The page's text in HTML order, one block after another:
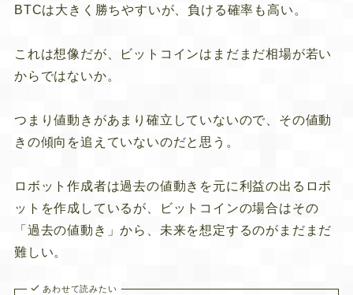
BTCは大きく勝ちやすいが、負ける確率も高い。
これは想像だが、ビットコインはまだまだ相場が若い
からではないか。
つまり値動きがあまり確立していないので、その値動
きの傾向を追えていないのだと思う。
ロボット作成者は過去の値動きを元に利益の出るロボ
ットを作成しているが、ビットコインの場合はその
「過去の値動き」から、未来を想定するのがまだまだ
難しい。
あわせて読みたい